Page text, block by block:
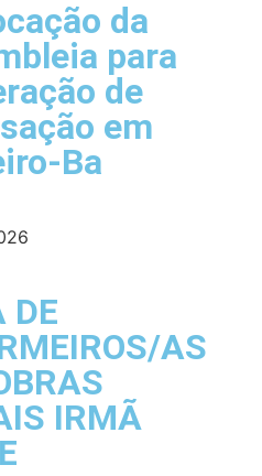
da
para
de
em
Ba
DE
AS
IRMÃ